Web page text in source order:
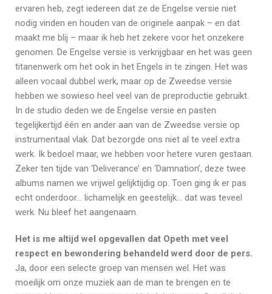
ervaren heb, zegt iedereen dat ze de Engelse versie niet
nodig vinden en houden van de originele aanpak – en dat
maakt me blij – maar ik heb het zekere voor het onzekere
genomen. De Engelse versie is verkrijgbaar en het was geen
titanenwerk om het ook in het Engels in te zingen. Het was
alleen vocaal dubbel werk, maar op de Zweedse versie
hebben we sowieso heel veel van de preproductie gebruikt.
In de studio deden we de Engelse versie en pasten
tegelijkertijd één en ander aan van de Zweedse versie op
instrumentaal vlak. Dat bezorgde ons niet al te veel extra
werk. Ik bedoel maar, we hebben voor hetere vuren gestaan.
Zeker ten tijde van ‘Deliverance’ en ‘Damnation’, deze twee
albums namen we vrijwel gelijktijdig op. Toen ging ik er pas
echt onderdoor… lichamelijk en geestelijk… dat was teveel
werk. Nu bleef het aangenaam.
Het is me altijd wel opgevallen dat Opeth met veel
respect en bewondering behandeld werd door de pers.
Ja, door een selecte groep van mensen wel. Het was
moeilijk om onze muziek aan de man te brengen en te